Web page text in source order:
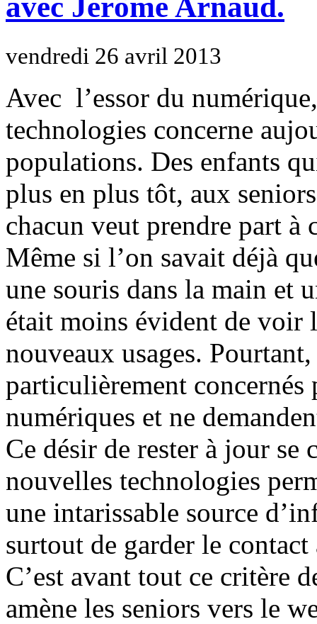
vendredi 26 avril 2013
Avec l’essor du
technologies concerne
populations. Des enfants
plus en plus tôt, aux
chacun veut prendre part
Même si l’on savait déjà
une souris dans la main et
était moins évident de voir
nouveaux usages.
particulièrement
numériques et ne
Ce désir de rester à jour
nouvelles technologies
une intarissable source
surtout de garder le
C’est avant tout ce critère
amène les seniors vers le